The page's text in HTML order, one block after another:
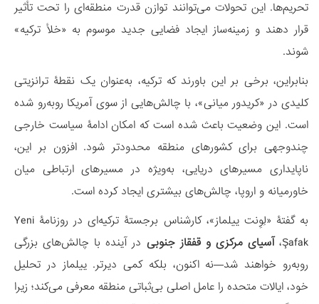
تحریم‌ها. این تحولات می‌توانند توازن قدرت منطقه‌ای را تحت تأثیر
قرار دهند و زمینه‌ساز ایجاد فضایی جدید موسوم به «خلأ ترکیه»
شوند.
بنابراین، برخی بر این باورند که ترکیه، به‌عنوان یک نقطۀ ترانزیتی
کلیدی در «کریدور میانی»، با چالش‌هایی از سوی آمریکا روبه‌رو شده
است. این وضعیت باعث شده است که امکان ادامۀ سیاست خارجی
چندوجهی برای کشورهای منطقه محدودتر شود. افزون بر این،
ناپایداری مسیرهای دریایی، به‌ویژه در مسیرهای ارتباطی میان
خاورمیانه و اروپا، چالش‌های بیشتری ایجاد کرده است.
به گفتۀ «لِوِنت ییلماز»، کارشناس برجستۀ ترکیه‌ای در روزنامۀ Yeni
Şafak، آسیای مرکزی و قفقاز جنوبی در آینده با چالش‌های بزرگی
روبه‌رو خواهند شد—نه اکنون، بلکه کمی دیرتر. ییلماز در تحلیل
خود، ایالات متحده را عامل اصلی بی‌ثباتی منطقه معرفی می‌کند؛ زیرا